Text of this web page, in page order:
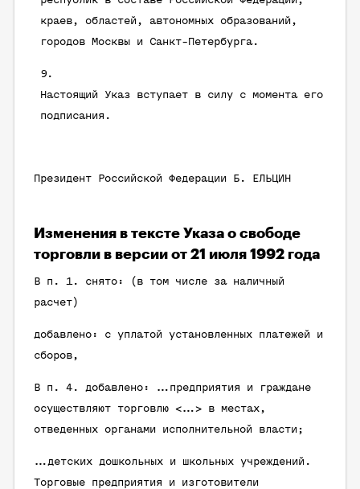
краев, областей, автономных образований,
городов Москвы и Санкт-Петербурга.
Настоящий Указ вступает в силу с момента его
подписания.
Президент Российской Федерации Б. ЕЛЬЦИН
Изменения в тексте Указа о свободе
торговли в версии от 21 июля 1992 года
В п. 1. снято:
(в том числе за наличный
расчет)
добавлено: с уплатой установленных платежей и
сборов,
В п. 4. добавлено:
…предприятия и граждане
осуществляют торговлю <…> в местах,
отведенных органами исполнительной власти;
…детских дошкольных и школьных учреждений.
Торговые предприятия и изготовители